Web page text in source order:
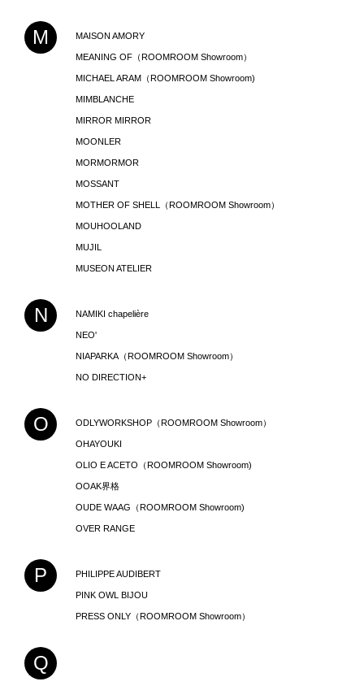
M MAISON AMORY
MEANING OF（ROOMROOM Showroom）
MICHAEL ARAM（ROOMROOM Showroom)
MIMBLANCHE
MIRROR MIRROR
MOONLER
MORMORMOR
MOSSANT
MOTHER OF SHELL（ROOMROOM Showroom）
MOUHOOLAND
MUJIL
MUSEON ATELIER
N NAMIKI chapelière
NEO'
NIAPARKA（ROOMROOM Showroom）
NO DIRECTION+
O ODLYWORKSHOP（ROOMROOM Showroom）
OHAYOUKI
OLIO E ACETO（ROOMROOM Showroom)
OOAK界格
OUDE WAAG（ROOMROOM Showroom)
OVER RANGE
P PHILIPPE AUDIBERT
PINK OWL BIJOU
PRESS ONLY（ROOMROOM Showroom）
Q